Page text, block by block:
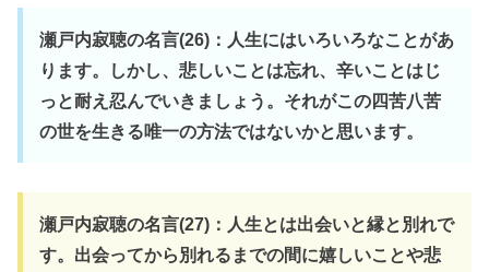
瀬戸内寂聴の名言(26)：人生にはいろいろなことがあ
ります。しかし、悲しいことは忘れ、辛いことはじ
っと耐え忍んでいきましょう。それがこの四苦八苦
の世を生きる唯一の方法ではないかと思います。
瀬戸内寂聴の名言(27)：人生とは出会いと縁と別れで
す。出会ってから別れるまでの間に嬉しいことや悲